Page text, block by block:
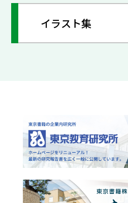
イラスト集